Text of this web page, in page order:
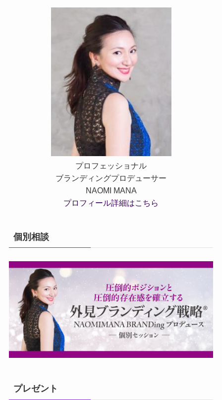
プロフェッショナル
ブランディングプロデューサー
NAOMI MANA
プロフィール詳細はこちら
個別相談
プレゼント